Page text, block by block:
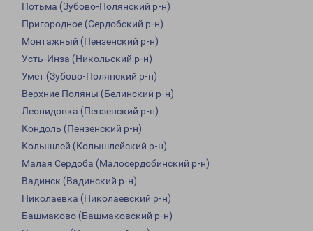
Потьма (Зубово-Полянский р-н)
Пригородное (Сердобский р-н)
Монтажный (Пензенский р-н)
Усть-Инза (Никольский р-н)
Умет (Зубово-Полянский р-н)
Верхние Поляны (Белинский р-н)
Леонидовка (Пензенский р-н)
Кондоль (Пензенский р-н)
Колышлей (Колышлейский р-н)
Малая Сердоба (Малосердобинский р-н)
Вадинск (Вадинский р-н)
Николаевка (Николаевский р-н)
Башмаково (Башмаковский р-н)